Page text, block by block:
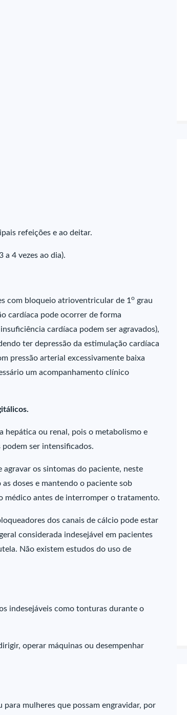
refeições e ao deitar.
a 4 vezes ao dia).
com bloqueio atrioventricular de 1 o grau
cardíaca pode ocorrer de forma
cardíaca podem ser agravados),
ter depressão da estimulação cardíaca
pressão arterial excessivamente baixa
um acompanhamento clínico
hepática ou renal, pois o metabolismo e
ser intensificados.
os sintomas do paciente, neste
doses e mantendo o paciente sob
médico antes de interromper o tratamento.
dos canais de cálcio pode estar
considerada indesejável em pacientes
Não existem estudos do uso de
indesejáveis como tonturas durante o
operar máquinas ou desempenhar
mulheres que possam engravidar, por